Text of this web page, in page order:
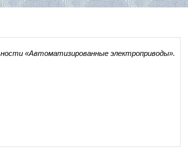
«Автоматизированные электроприводы».